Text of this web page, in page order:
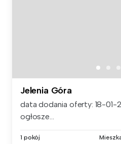
Jelenia Góra
data dodania oferty: 18-01-
ogłosze...
1 pokój